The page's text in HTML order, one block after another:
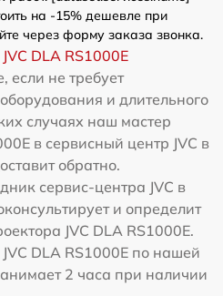
на -15% дешевле при
через форму заказа звонка.
DLA RS1000E
если не требует
и длительного
случаях наш мастер
в сервисный центр JVC в
обратно.
сервис-центра JVC в
и определит
JVC DLA RS1000E.
DLA RS1000E по нашей
2 часа при наличии